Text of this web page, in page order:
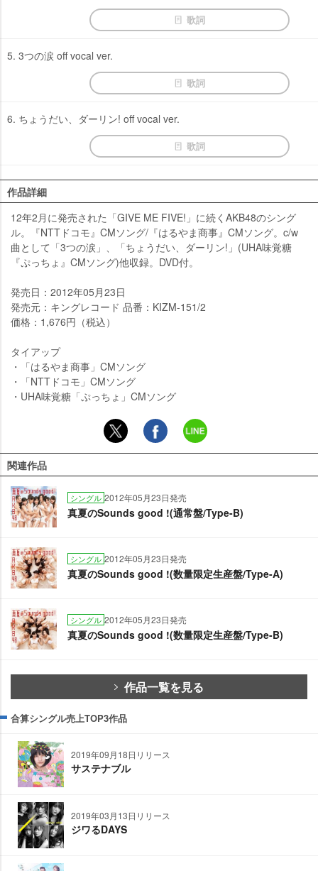
歌詞
5. 3つの涙 off vocal ver.
歌詞
6. ちょうだい、ダーリン! off vocal ver.
歌詞
作品詳細
12年2月に発売された「GIVE ME FIVE!」に続くAKB48のシング
ル。『NTTドコモ』CMソング/『はるやま商事』CMソング。c/w
曲として「3つの涙」、「ちょうだい、ダーリン!」(UHA味覚糖
『ぷっちょ』CMソング)他収録。DVD付。
発売日：2012年05月23日
発売元：キングレコード 品番：KIZM-151/2
価格：1,676円（税込）
タイアップ
・「はるやま商事」CMソング
・「NTTドコモ」CMソング
・UHA味覚糖「ぷっちょ」CMソング
関連作品
シングル 2012年05月23日発売
真夏のSounds good !(通常盤/Type-B)
シングル 2012年05月23日発売
真夏のSounds good !(数量限定生産盤/Type-A)
シングル 2012年05月23日発売
真夏のSounds good !(数量限定生産盤/Type-B)
作品一覧を見る
合算シングル売上TOP3作品
2019年09月18日リリース
サステナブル
2019年03月13日リリース
ジワるDAYS